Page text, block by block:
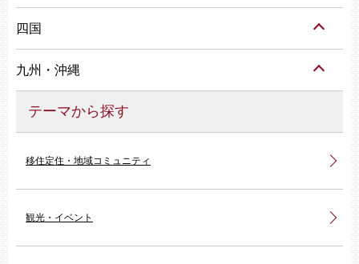
四国
九州・沖縄
テーマから探す
移住定住・地域コミュニティ
観光・イベント